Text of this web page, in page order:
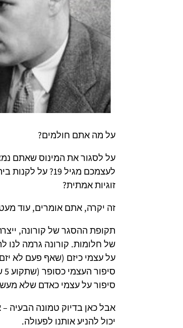
על מה אתם חולמים?
לעצמכם מגיל
זוגיות אמתית?
זה יקרה, אתם אומרים, עוד
תקופת ההסגר של קורונה,
של חלומות. קורונה גרמה לנו
על עצמי כיזם (שאף פעם לא
סיפור על עצמי כאדם שלא
אבל כאן בדיוק טמונה הבעיה
יכול להניע אותנו לפעולה.